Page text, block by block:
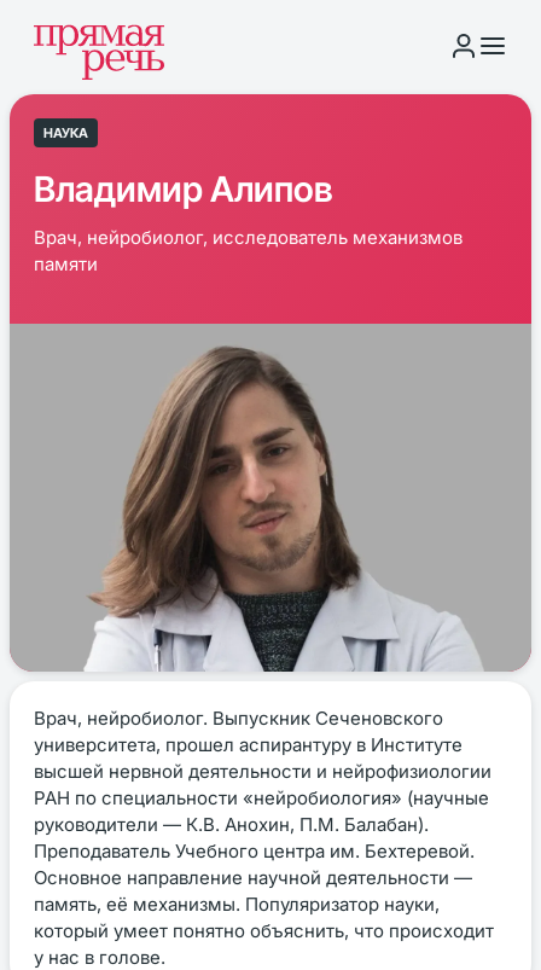
НАУКА
Владимир Алипов
Врач, нейробиолог, исследователь механизмов
памяти
Врач, нейробиолог. Выпускник Сеченовского
университета, прошел аспирантуру в Институте
высшей нервной деятельности и нейрофизиологии
РАН по специальности «нейробиология» (научные
руководители — К.В. Анохин, П.М. Балабан).
Преподаватель Учебного центра им. Бехтеревой.
Основное направление научной деятельности —
память, её механизмы. Популяризатор науки,
который умеет понятно объяснить, что происходит
у нас в голове.